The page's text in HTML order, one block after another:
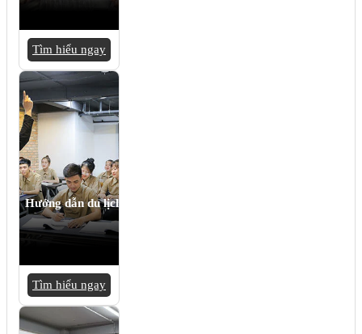
Tìm hiểu ngay
Hướng dẫn du lịch
Tìm hiểu ngay